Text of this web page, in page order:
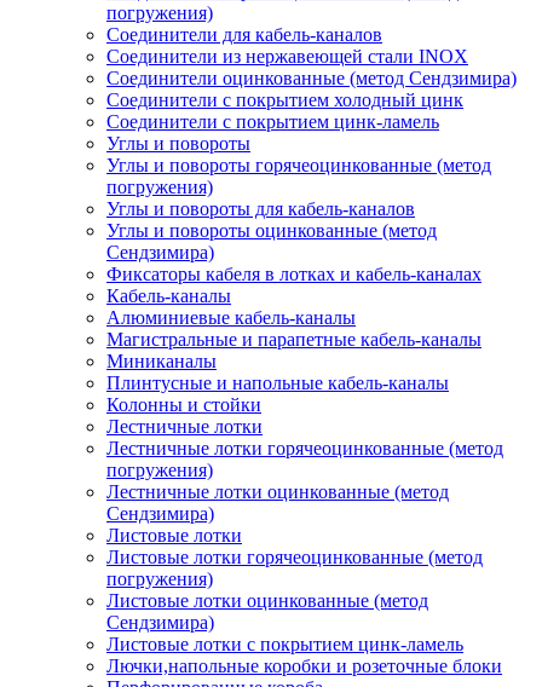
погружения)
Соединители для кабель-каналов
Соединители из нержавеющей стали INOX
Соединители оцинкованные (метод Сендзимира)
Соединители с покрытием холодный цинк
Соединители с покрытием цинк-ламель
Углы и повороты
Углы и повороты горячеоцинкованные (метод
погружения)
Углы и повороты для кабель-каналов
Углы и повороты оцинкованные (метод
Сендзимира)
Фиксаторы кабеля в лотках и кабель-каналах
Кабель-каналы
Алюминиевые кабель-каналы
Магистральные и парапетные кабель-каналы
Миниканалы
Плинтусные и напольные кабель-каналы
Колонны и стойки
Лестничные лотки
Лестничные лотки горячеоцинкованные (метод
погружения)
Лестничные лотки оцинкованные (метод
Сендзимира)
Листовые лотки
Листовые лотки горячеоцинкованные (метод
погружения)
Листовые лотки оцинкованные (метод
Сендзимира)
Листовые лотки с покрытием цинк-ламель
Лючки,напольные коробки и розеточные блоки